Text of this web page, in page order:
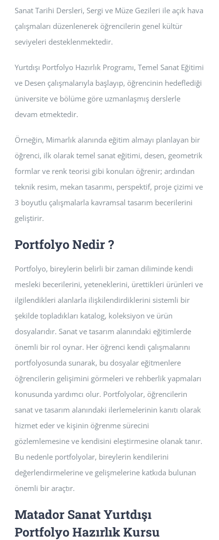
Sanat Tarihi Dersleri, Sergi ve Müze Gezileri ile açık hava
çalışmaları düzenlenerek öğrencilerin genel kültür
seviyeleri desteklenmektedir.
Yurtdışı Portfolyo Hazırlık Programı, Temel Sanat Eğitimi
ve Desen çalışmalarıyla başlayıp, öğrencinin hedeflediği
üniversite ve bölüme göre uzmanlaşmış derslerle
devam etmektedir.
Örneğin, Mimarlık alanında eğitim almayı planlayan bir
öğrenci, ilk olarak temel sanat eğitimi, desen, geometrik
formlar ve renk teorisi gibi konuları öğrenir; ardından
teknik resim, mekan tasarımı, perspektif, proje çizimi ve
3 boyutlu çalışmalarla kavramsal tasarım becerilerini
geliştirir.
Portfolyo Nedir ?
Portfolyo, bireylerin belirli bir zaman diliminde kendi
mesleki becerilerini, yeteneklerini, ürettikleri ürünleri ve
ilgilendikleri alanlarla ilişkilendirdiklerini sistemli bir
şekilde topladıkları katalog, koleksiyon ve ürün
dosyalarıdır. Sanat ve tasarım alanındaki eğitimlerde
önemli bir rol oynar. Her öğrenci kendi çalışmalarını
portfolyosunda sunarak, bu dosyalar eğitmenlere
öğrencilerin gelişimini görmeleri ve rehberlik yapmaları
konusunda yardımcı olur. Portfolyolar, öğrencilerin
sanat ve tasarım alanındaki ilerlemelerinin kanıtı olarak
hizmet eder ve kişinin öğrenme sürecini
gözlemlemesine ve kendisini eleştirmesine olanak tanır.
Bu nedenle portfolyolar, bireylerin kendilerini
değerlendirmelerine ve gelişmelerine katkıda bulunan
önemli bir araçtır.
Matador Sanat Yurtdışı
Portfolyo Hazırlık Kursu